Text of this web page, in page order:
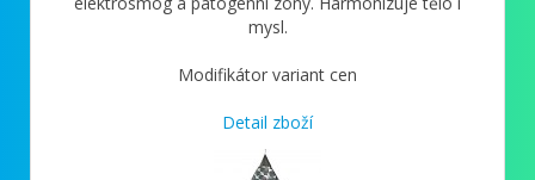
mysl.
Modifikátor variant cen
Detail zboží